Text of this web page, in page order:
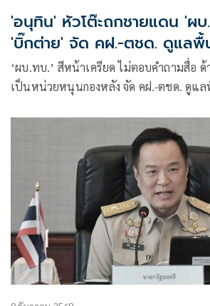
'อนุทิน' หัวโต๊ะถกชายแดน 'ผบ
'บิ๊กต่าย' จัด คฝ.-ตชด. ดูแลพื้
‘ผบ.ทบ.’ สีหน้าเครียด ไม่ตอบคำถามสื่อ
เป็นหน่วยหนุนกองหลัง จัด คฝ.-ตชด. ดูแ